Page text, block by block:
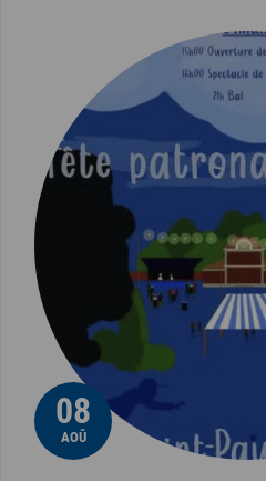
08
AOÛ